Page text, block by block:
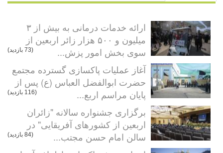
ارائه خدمات درمانی به بیش از ۳
میلیون و ۵۰۰ هزار زائر اربعین از
سوی بخش امور پزش...
(73 بازدید)
آغاز عملیات پاکسازی گسترده مجتمع
حضرت ابوالفضل العباس (ع) پس از
پایان مراسم اربع...
(116 بازدید)
برگزاری جشنواره سالانه "زائران
اربعین از کشورهای آفریقایی" در
سالن امام حسن مجتب...
(84 بازدید)